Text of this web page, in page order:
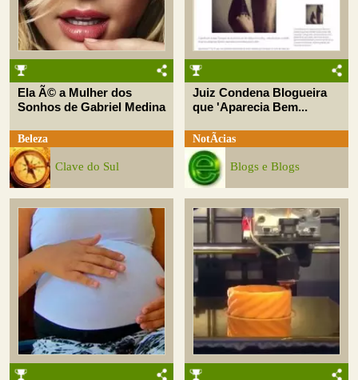
Ela Ã© a Mulher dos
Sonhos de Gabriel Medina
Beleza
Clave do Sul
Juiz Condena Blogueira
que 'Aparecia Bem...
NotÃ­cias
Blogs e Blogs